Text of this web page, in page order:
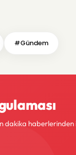
#Gündem
dakika